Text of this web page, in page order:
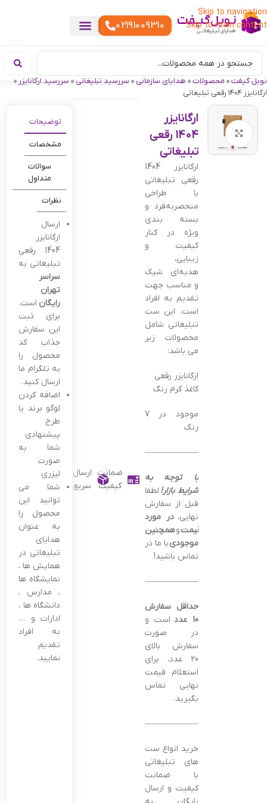
Skip to navigation
Skip to main content
02191009310
نوبل گیفت» محصولات» هدایای سازمانی » سررسید تبلیغاتی » سررسید ارگانایزر »
ارگانایزر 1404 رقعی تبلیغاتی
بزرگنمایی تصویر
ارگانایزر
1404 رقعی
تبلیغاتی
ارگانایزر 1404
رقعی تبلیغاتی
با طراحی
منحصربه‌فرد و
بسته بندی
ویژه در کنار
کیفیت و
زیبایی،
هدیه‌ای شیک
و مناسب جهت
تقدیم به افراد
است. این ست
تبلیغاتی شامل
محصولات زیر
می باشد:
ارگانایزر رقعی
کاغذ کرم رنگ
موجود در 7
رنگ
———————————————–
با توجه به
شرایط بازار! لطفا
قبل از سفارش
نهایی،در مورد
قیمتوهمچنین
موجودیبا ما در
تماس باشید!
———————————————–
حداقل سفارش
10 عدد
است و
در صورت
سفارش بالای
20 عدد، برای
استعلام قیمت
نهایی تماس
بگیرید.
———————————————–
خرید انواع ست
های تبلیغاتی
با ضمانت
کیفیت و ارسال
ضمانت
کیفیت
ارسال
سریع
توضیحات
مشخصات
سوالات
متداول
نظرات
ارسال
ارگانایزر
1404 رقعی
تبلیغاتی به
سراسر
تهران
رایگان است.
برای ثبت
این سفارش
جذاب کد
محصول را
به تلگرام ما
ارسال کنید.
اضافه کردن
لوگو برند یا
طرح
پیشنهادی
شما به
صورت
لیزری
شما می
توانید این
محصول را
به عنوان
هدایای
تبلیغاتی در
همایش ها ،
نمایشگاه ها
، مدارس ،
دانشگاه ها ،
ادارات و …
به افراد
تقدیم
نمایید.